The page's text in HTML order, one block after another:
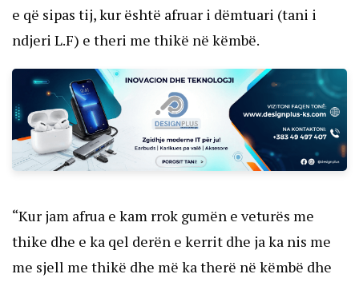
e që sipas tij, kur është afruar i dëmtuari (tani i
ndjeri L.F) e theri me thikë në këmbë.
“Kur jam afrua e kam rrok gumën e veturës me
thike dhe e ka qel derën e kerrit dhe ja ka nis me
me sjell me thikë dhe më ka therë në këmbë dhe